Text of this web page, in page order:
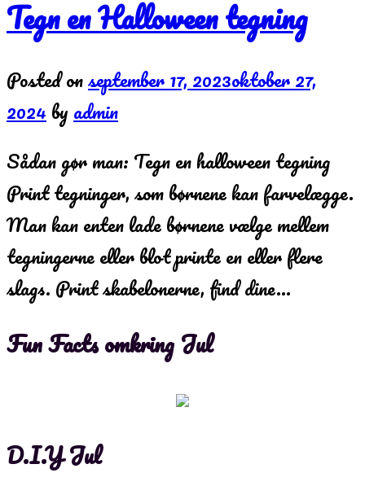
Tegn en Halloween tegning
Posted onseptember 17, 2023oktober 27,
2024 by admin
Sådan gør man: Tegn en halloween tegning
Print tegninger, som børnene kan farvelægge.
Man kan enten lade børnene vælge mellem
tegningerne eller blot printe en eller flere
slags. Print skabelonerne, find dine…
Fun Facts omkring Jul
D.I.Y Jul